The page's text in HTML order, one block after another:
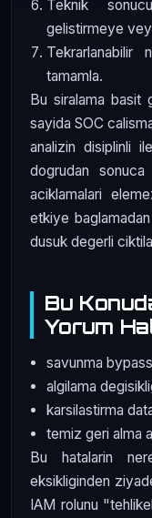
Teknik
gelistirmeye
tamamla.
Bu siralama basit
sayida SOC
analizin disiplinli
dogrudan
aciklamalari
etkiye
dusuk degerli
Bu
Yorum
savunma
algilama
karsilastirma
temiz geri alma
Bu hatalarin
eksikliginden
IAM rolunu